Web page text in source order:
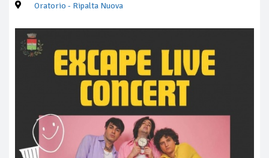
Oratorio - Ripalta Nuova